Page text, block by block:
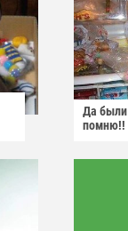
Да были
помню!!